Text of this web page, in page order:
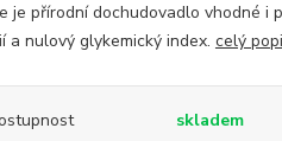
je přírodní dochudovadlo vhodné i
a nulový glykemický index. celý
skladem